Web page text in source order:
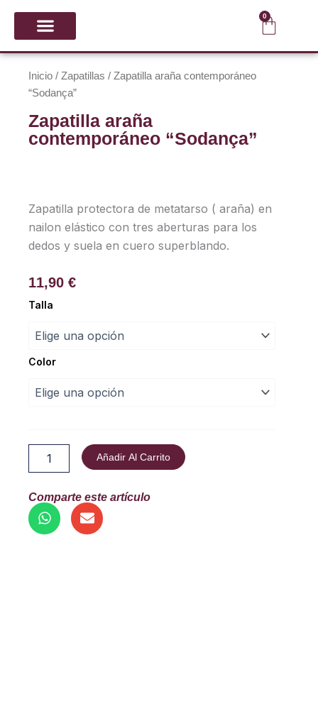
0
Inicio /Zapatillas / Zapatilla araña contemporáneo
“Sodança”
Zapatilla araña
contemporáneo “Sodança”
Zapatilla protectora de metatarso ( araña) en
nailon elástico con tres aberturas para los
dedos y suela en cuero superblando.
11,90€
Talla
Color
Zapatilla
“Sodança”
cantidad
Añadir Al Carrito
Comparte este artículo